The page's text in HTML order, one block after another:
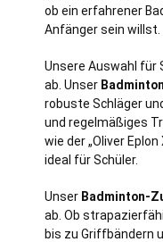
ob ein erfahrener
Anfänger sein willst.
Unsere Auswahl für
ab. Unser
robuste Schläger
und regelmäßiges
wie der „Oliver
ideal für Schüler.
Unser Badminton-
ab. Ob
bis zu Griffbändern